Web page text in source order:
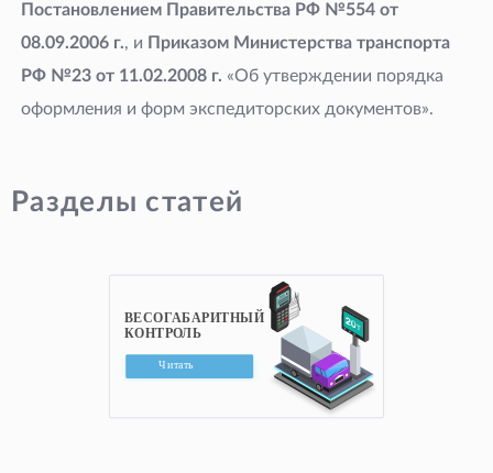
Постановлением Правительства РФ №554 от
08.09.2006 г., и Приказом Министерства транспорта
РФ №23 от 11.02.2008 г. «Об утверждении порядка
оформления и форм экспедиторских документов».
Разделы статей